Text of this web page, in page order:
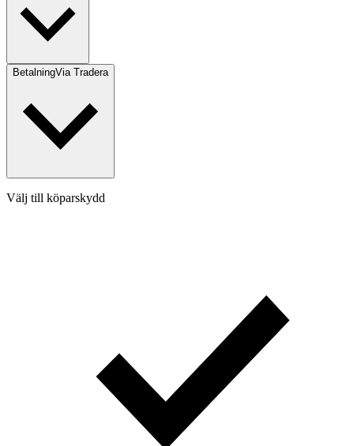
BetalningVia Tradera
Välj till köparskydd